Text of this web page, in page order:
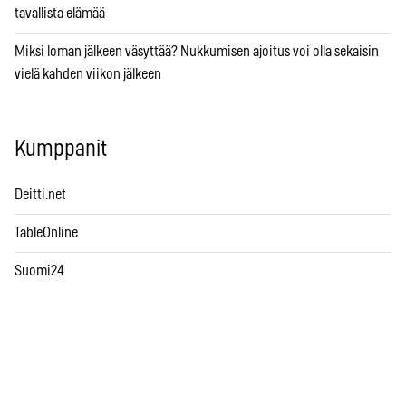
tavallista elämää
Miksi loman jälkeen väsyttää? Nukkumisen ajoitus voi olla sekaisin
vielä kahden viikon jälkeen
Kumppanit
Deitti.net
TableOnline
Suomi24